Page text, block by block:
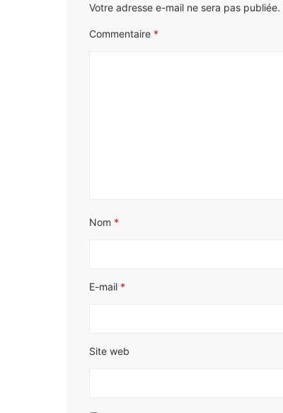
Votre adresse e-mail ne sera pas publiée.
Commentaire *
Nom *
E-mail *
Site web